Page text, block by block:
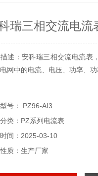
瑞三相交流电流
述：安科瑞三相交流电流表
网中的电流、电压、功率、功
号： PZ96-AI3
类：PZ系列电流表
间：2025-03-10
质：生产厂家